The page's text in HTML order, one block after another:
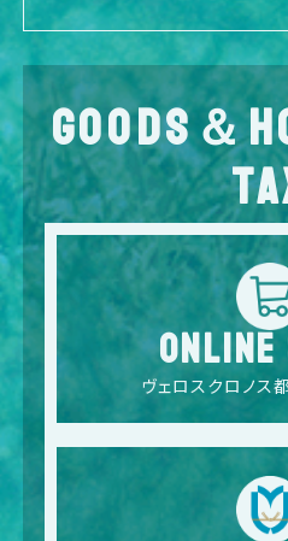
GOODS＆
ONLINE
ヴェロスクロノス